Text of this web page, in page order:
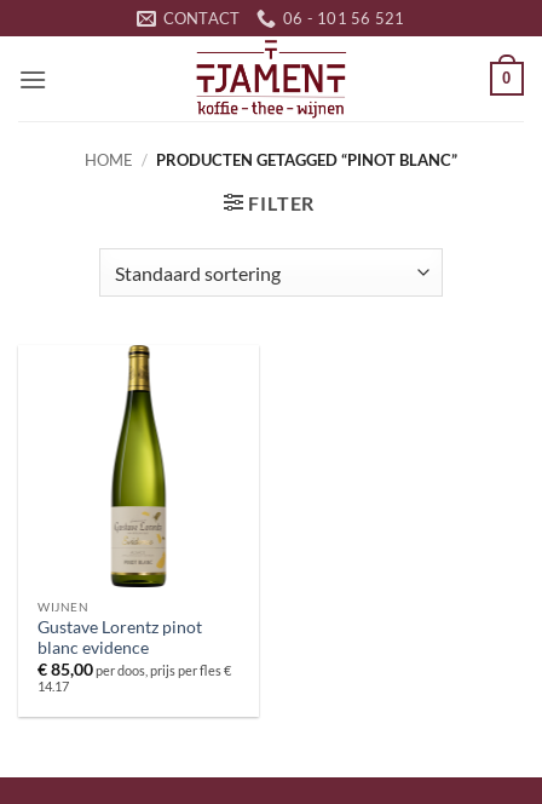
naar
inhoud
CONTACT 06 - 101 56 521
0
HOME / PRODUCTEN GETAGGED “PINOT BLANC”
FILTER
WIJNEN
Gustave Lorentz pinot
blanc evidence
€85,00per doos, prijs per fles €
14.17